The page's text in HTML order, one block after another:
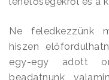
Ne feledkezzünk
hiszen
egy-egy adott
beadatnunk,